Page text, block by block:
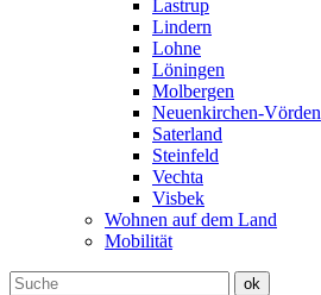
Lastrup
Lindern
Lohne
Löningen
Molbergen
Neuenkirchen-Vörden
Saterland
Steinfeld
Vechta
Visbek
Wohnen auf dem Land
Mobilität